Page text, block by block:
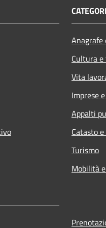
Cultura
Vita
Imprese
Appalti
Catasto
Turismo
Mobilità